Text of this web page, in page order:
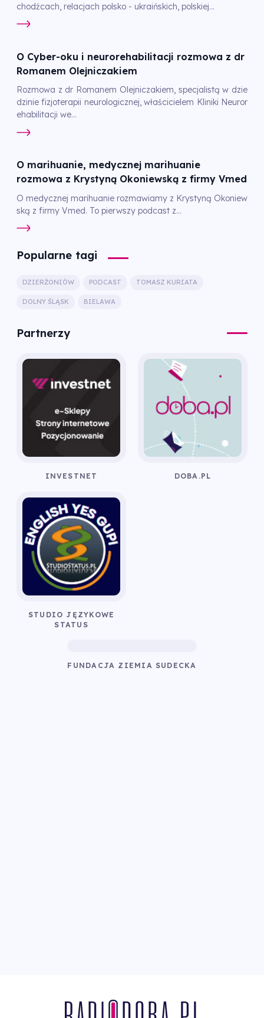
chodźcach, relacjach polsko - ukraińskich, polskiej...
O Cyber-oku i neurorehabilitacji rozmowa z dr
Romanem Olejniczakiem
Rozmowa z dr Romanem Olejniczakiem, specjalistą w dzie
dzinie fizjoterapii neurologicznej, właścicielem Kliniki Neuror
ehabilitacji we...
O marihuanie, medycznej marihuanie
rozmowa z Krystyną Okoniewską z firmy Vmed
O medycznej marihuanie rozmawiamy z Krystyną Okoniew
ską z firmy Vmed. To pierwszy podcast z...
Popularne tagi
DZIERŻONIÓW PODCAST TOMASZ KURIATA
DOLNY ŚLĄSK BIELAWA
Partnerzy
INVESTNET DOBA.PL
STUDIO JĘZYKOWE
STATUS
FUNDACJA ZIEMIA SUDECKA